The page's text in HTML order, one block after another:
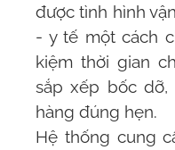
được tình hình
- y tế một cách
kiệm thời gian
sắp xếp bốc dỡ,
hàng đúng hẹn.
Hệ thống cung